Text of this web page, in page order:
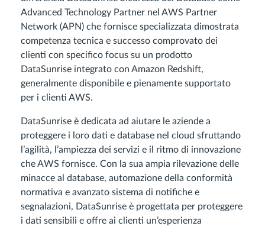
Advanced Technology Partner nel AWS Partner
Network (APN) che fornisce specializzata dimostrata
competenza tecnica e successo comprovato dei
clienti con specifico focus su un prodotto
DataSunrise integrato con Amazon Redshift,
generalmente disponibile e pienamente supportato
per i clienti AWS.
DataSunrise è dedicata ad aiutare le aziende a
proteggere i loro dati e database nel cloud sfruttando
l’agilità, l’ampiezza dei servizi e il ritmo di innovazione
che AWS fornisce. Con la sua ampia rilevazione delle
minacce al database, automazione della conformità
normativa e avanzato sistema di notifiche e
segnalazioni, DataSunrise è progettata per proteggere
i dati sensibili e offre ai clienti un’esperienza